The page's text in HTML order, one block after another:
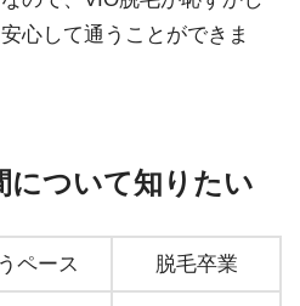
心して通うことができま
について知りたい
ペース 脱毛卒業